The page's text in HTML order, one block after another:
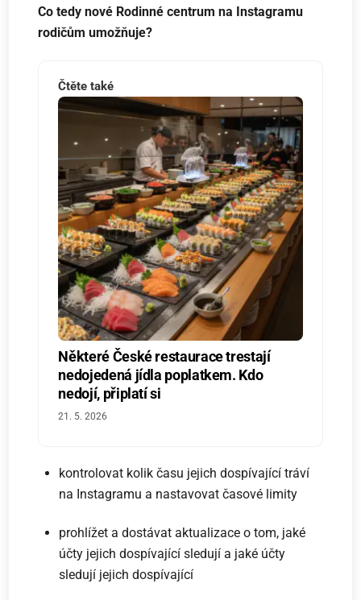
Co tedy nové Rodinné centrum na Instagramu
rodičům umožňuje?
Čtěte také
Některé České restaurace trestají
nedojedená jídla poplatkem. Kdo
nedojí, připlatí si
21. 5. 2026
kontrolovat kolik času jejich dospívající tráví
na Instagramu a nastavovat časové limity
prohlížet a dostávat aktualizace o tom, jaké
účty jejich dospívající sledují a jaké účty
sledují jejich dospívající